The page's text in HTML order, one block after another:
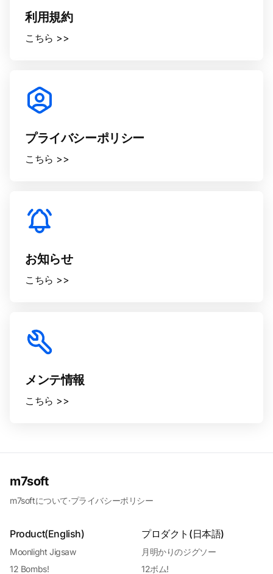
利用規約
こちら >>
プライバシーポリシー
こちら >>
お知らせ
こちら >>
メンテ情報
こちら >>
m7soft
m7softについて·プライバシーポリシー
Product(English)
Moonlight Jigsaw
12 Bombs!
プロダクト(日本語)
月明かりのジグソー
12ボム!